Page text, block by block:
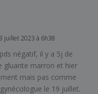
juillet 2023 à 6h38
négatif, il y a 5j de
gluante marron et hier
mais pas comme
le 19 juillet.